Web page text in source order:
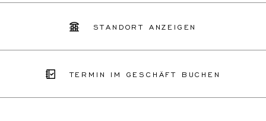
STANDORT ANZEIGEN
TERMIN IM GESCHÄFT BUCHEN